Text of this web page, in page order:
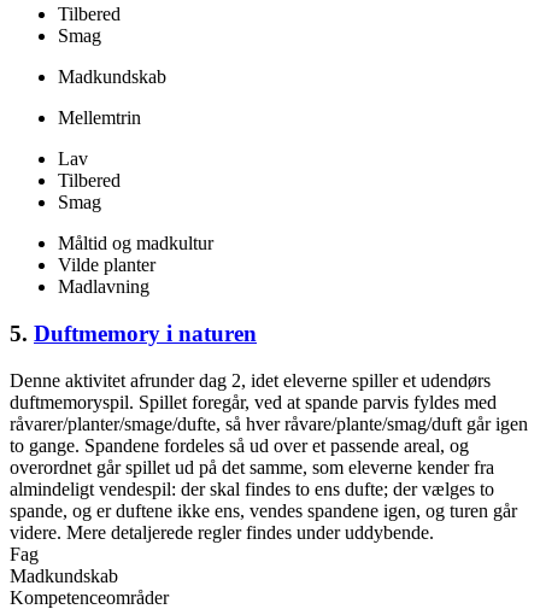
Tilbered
Smag
Madkundskab
Mellemtrin
Lav
Tilbered
Smag
Måltid og madkultur
Vilde planter
Madlavning
5. Duftmemory i naturen
Denne aktivitet afrunder dag 2, idet eleverne spiller et udendørs
duftmemoryspil. Spillet foregår, ved at spande parvis fyldes med
råvarer/planter/smage/dufte, så hver råvare/plante/smag/duft går igen
to gange. Spandene fordeles så ud over et passende areal, og
overordnet går spillet ud på det samme, som eleverne kender fra
almindeligt vendespil: der skal findes to ens dufte; der vælges to
spande, og er duftene ikke ens, vendes spandene igen, og turen går
videre. Mere detaljerede regler findes under uddybende.
Fag
Madkundskab
Kompetenceområder